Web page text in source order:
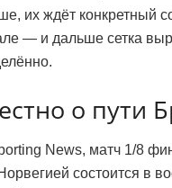
их ждёт конкретный
— и дальше сетка
о пути
News, матч 1/8
состоится в